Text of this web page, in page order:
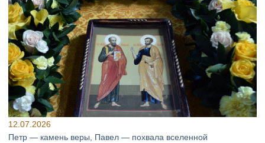
12.07.2026
Петр — камень веры, Павел — похвала вселенной